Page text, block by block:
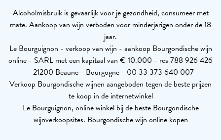
Alcoholmisbruik is gevaarlijk voor je gezondheid, consumeer met
mate. Aankoop van wijn verboden voor minderjarigen onder de 18
jaar.
Le Bourguignon - verkoop van wijn - aankoop Bourgondische wijn
online - SARL met een kapitaal van € 10.000 - rcs 788 926 426
- 21200 Beaune - Bourgogne - 00 33 373 640 007
Verkoop Bourgondische wijnen aangeboden tegen de beste prijzen
te koop in de internetwinkel
Le Bourguignon, online winkel bij de beste Bourgondische
wijnverkoopsites. Bourgondische wijn online kopen